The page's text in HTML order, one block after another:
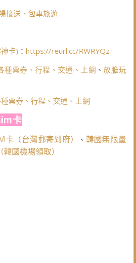
接送、包車旅遊
卡) ： https://reurl.cc/RWRYQz
種票券、行程、交通、上網 、放膽玩
票券、行程、交通、上網
卡
（台灣郵寄到府） 、 韓國無限量
國機場領取）